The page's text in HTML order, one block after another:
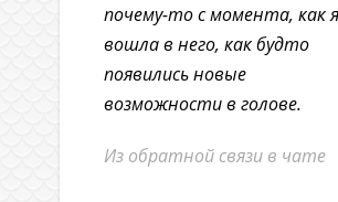
почему-то с момента, как я
вошла в него, как будто
появились новые
возможности в голове.
Из обратной связи в чате